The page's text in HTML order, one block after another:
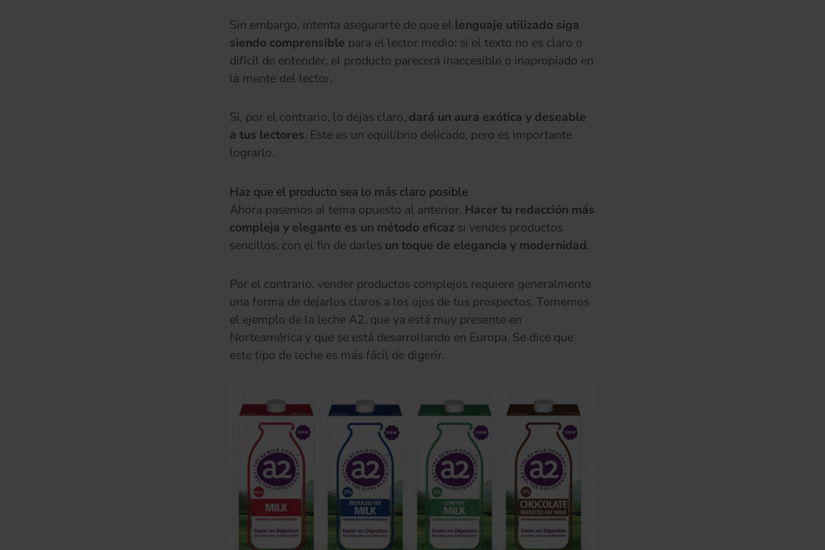
Sin embargo, intenta asegurarte de que el lenguaje utilizado siga
siendo comprensible para el lector medio: si el texto no es claro o
difícil de entender, el producto parecerá inaccesible o inapropiado en
la mente del lector.
Si, por el contrario, lo dejas claro, dará un aura exótica y deseable
a tus lectores. Este es un equilibrio delicado, pero es importante
lograrlo.
Haz que el producto sea lo más claro posible
Ahora pasemos al tema opuesto al anterior. Hacer tu redacción más
compleja y elegante es un método eficazsi vendes productos
sencillos, con el fin de darles un toque de elegancia y modernidad.
Por el contrario, vender productos complejos requiere generalmente
una forma de dejarlos claros a los ojos de tus prospectos. Tomemos
el ejemplo de la leche A2, que ya está muy presente en
Norteamérica y que se está desarrollando en Europa. Se dice que
este tipo de leche es más fácil de digerir.